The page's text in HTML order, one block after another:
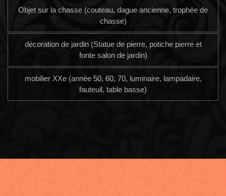
Objet sur la chasse (couteau, dague ancienne, trophée de
chasse)
décoration de jardin (Statue de pierre, potiche pierre et
fonte salon de jardin)
mobilier XXe (année 50, 60, 70, luminaire, lampadaire,
fauteuil, table basse)